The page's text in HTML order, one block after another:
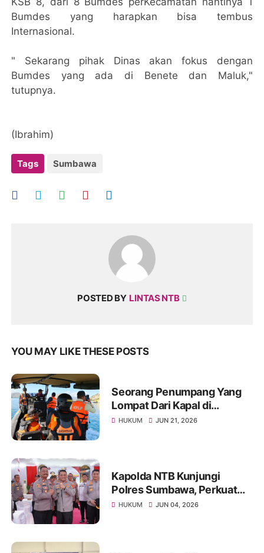
Bumdes yang harapkan bisa tembus
Internasional.
" Sekarang pihak Dinas akan fokus dengan
Bumdes yang ada di Benete dan Maluk,"
tutupnya.
(Ibrahim)
Tags Sumbawa
POSTED BY LINTAS NTB
YOU MAY LIKE THESE POSTS
Seorang Penumpang Yang
Lompat Dari Kapal di
Perairan Poto Tano, Tim SAR
HUKUM JUN 21, 2026
Kapolda NTB Kunjungi
Polres Sumbawa, Perkuat
Pengawasan Internal dan
HUKUM JUN 04, 2026